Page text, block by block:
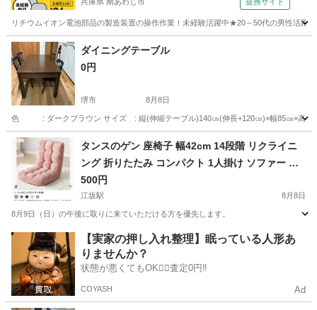
リチウムイオン電池部品の製造装置の操作作業！未経験活躍中★20～50代の男性活
兵庫 南あわじ市 その他
ダイニングテーブル
0円
堺市 8月8日
色 : ダークブラウン サイズ : 縦(伸縮テーブル)140㎝(伸長+120㎝)×幅85㎝×高さ73
大阪 堺市 テーブル
タンスのゲン 座椅子 幅42cm 14段階 リクライニ
ング 折りたたみ コンパクト 1人掛け ソファー チ
ェア
500円
江坂駅 8月8日
8月9日（日）の午後に取りに来ていただける方を優先します。
大阪 吹田市 江坂駅 ソファ
【実家の押し入れ整理】眠っている人形あ
りませんか？
状態が悪くてもOK🙆‍♀️査定0円‼️
COYASH Ad